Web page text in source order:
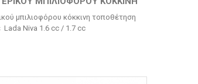
μπιλιοφόρου κόκκινη τοποθέτηση
Lada Niva 1.6 cc / 1.7 cc